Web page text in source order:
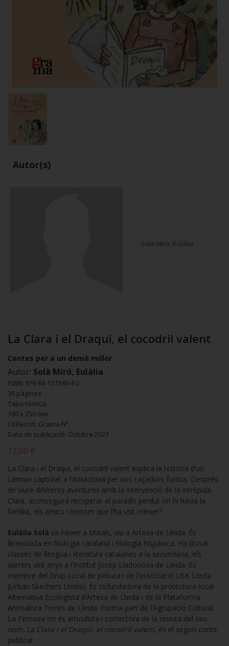
Autor(s)
Solà Miró, Eulàlia
La Clara i el Draqui, el cocodril valent
Contes per a un demà millor
Autor: Solà Miró, Eulàlia
ISBN: 978-84-127349-4-2
36 pàgines
Tapa rústica
190 x 250 mm
Col·lecció: Grama Nº
Data de publicació: Octubre 2023
12,00 €
La Clara i el Draqui, el cocodril valent explica la història d’un
caiman capturat a l’Amazònia per uns caçadors furtius. Després
de viure diferents aventures amb la intervenció de la intrèpida
Clara, aconseguirà recuperar el paradís perdut on hi havia la
família, els amics i l’entorn que l’ha vist créixer?
Eulàlia Solà va néixer a Maials, viu a Artesa de Lleida. És
llicenciada en filologia catalana i filologia hispànica. Ha donat
classes de llengua i literatura catalanes a la secundària, els
darrers vint anys a l’Institut Josep Lladonosa de Lleida. Es
membre del Grup Local de pintura i de l’associació USK Lleida
(Urban Skechers Lleida). Es cofundadora de la protectora local
Alternativa Ecologista d’Artesa de Lleida i de la Plataforma
Animalista Terres de Lleida. Forma part de l’Agrupació Cultural
La Femosa on és articulista i correctora de la revista del seu
nom. La Clara i el Draqui, el cocodril valent, és el segon conte
publicat.